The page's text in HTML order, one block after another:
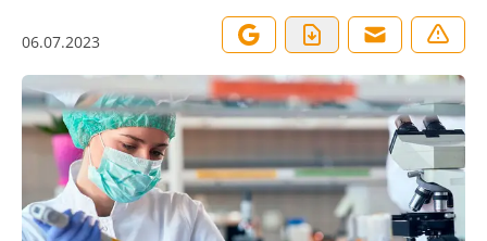
06.07.2023